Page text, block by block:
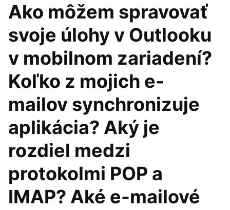
Ako môžem spravovať
svoje úlohy v Outlooku
v mobilnom zariadení?
Koľko z mojich e-
mailov synchronizuje
aplikácia? Aký je
rozdiel medzi
protokolmi POP a
IMAP? Aké e-mailové